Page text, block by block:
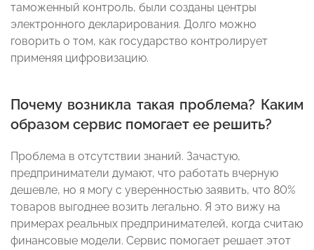
таможенный контроль, были созданы центры
электронного декларирования. Долго можно
говорить о том, как государство контролирует
применяя цифровизацию.
Почему возникла такая проблема? Каким
образом сервис помогает ее решить?
Проблема в отсутствии знаний. Зачастую,
предприниматели думают, что работать вчерную
дешевле, но я могу с уверенностью заявить, что 80%
товаров выгоднее возить легально. Я это вижу на
примерах реальных предпринимателей, когда считаю
финансовые модели. Сервис помогает решает этот